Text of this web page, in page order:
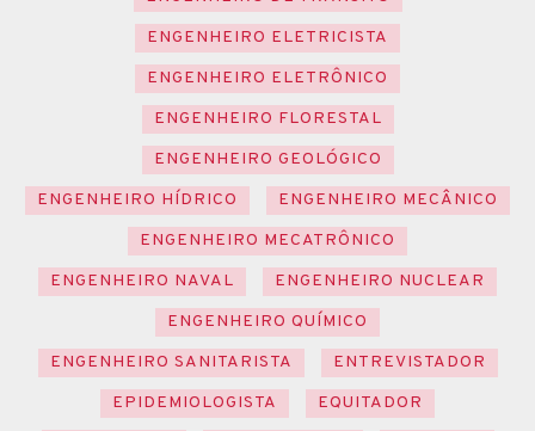
ENGENHEIRO ELETRICISTA
ENGENHEIRO ELETRÔNICO
ENGENHEIRO FLORESTAL
ENGENHEIRO GEOLÓGICO
ENGENHEIRO HÍDRICO
ENGENHEIRO MECÂNICO
ENGENHEIRO MECATRÔNICO
ENGENHEIRO NAVAL
ENGENHEIRO NUCLEAR
ENGENHEIRO QUÍMICO
ENGENHEIRO SANITARISTA
ENTREVISTADOR
EPIDEMIOLOGISTA
EQUITADOR